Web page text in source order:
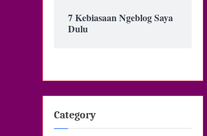
7 Kebiasaan Ngeblog Saya
Dulu
Category